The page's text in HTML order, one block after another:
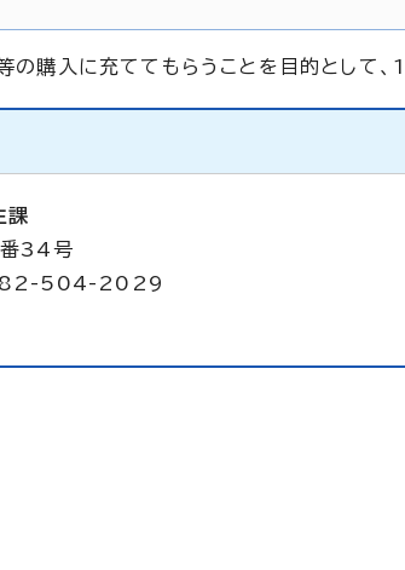
の購入に充ててもらうことを目的として
課
34号
082-504-2029